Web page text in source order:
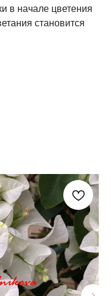
в начале цветения
становится